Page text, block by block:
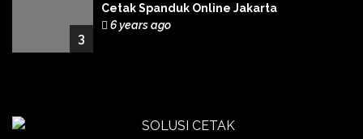
3
Cetak Spanduk Online Jakarta
6 years ago